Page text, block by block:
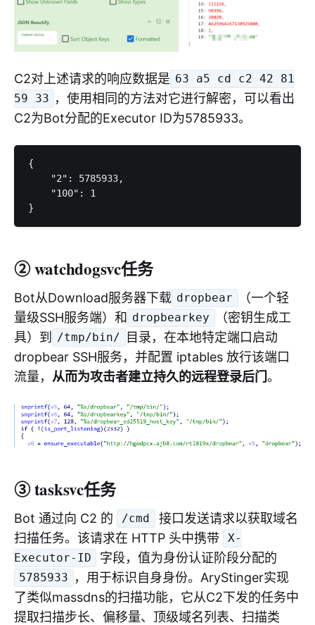
C2对上述请求的响应数据是 63 a5 cd c2 42 81
59 33 ，使用相同的方法对它进行解密，可以看出
C2为Bot分配的Executor ID为5785933。
{
"2": 5785933,
"100": 1
② watchdogsvc任务
Bot从Download服务器下载 dropbear
（一个轻
量级SSH服务端）和 dropbearkey
（密钥生成工
具）到
/tmp/bin/ 目录，在本地特定端口启动
dropbear SSH服务，并配置 iptables 放行该端口
流量， 从而为攻击者建立持久的远程登录后门。
③ tasksvc任务
Bot 通过向 C2 的 /cmd
接口发送请求以获取域名
扫描任务。该请求在 HTTP 头中携带
X-
Executor-ID
字段，值为身份认证阶段分配的
5785933
，用于标识自身身份。AryStinger实现
了类似massdns的扫描功能，它从C2下发的任务中
提取扫描步长、偏移量、顶级域名列表、扫描类